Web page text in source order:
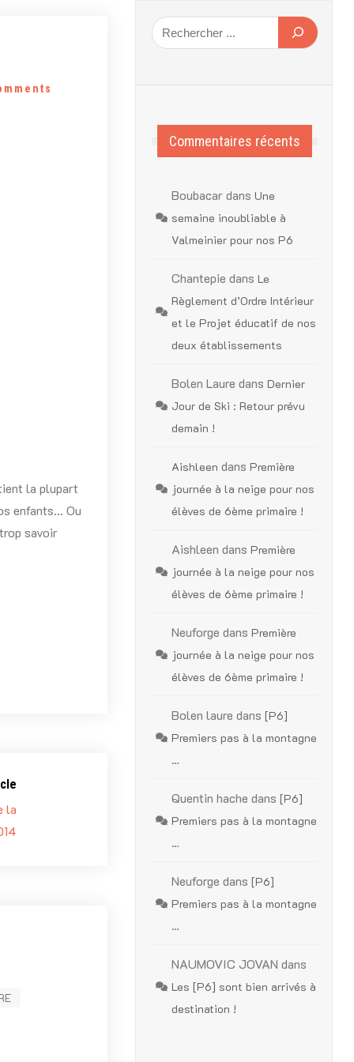
la plupart
enfants… Ou
savoir
la
Commentaires récents
BoubacardansUne
semaine inoubliable à
Valmeinier pour nos P6
Chantepie dansLe
Règlement d’Ordre Intérieur
et le Projet éducatif de nos
deux établissements
Bolen Laure dansDernier
Jour de Ski : Retour prévu
demain !
Aishleen dansPremière
journée à la neige pour nos
élèves de 6ème primaire !
Aishleen dansPremière
journée à la neige pour nos
élèves de 6ème primaire !
Neuforge dansPremière
journée à la neige pour nos
élèves de 6ème primaire !
Bolen laure dans[P6]
Premiers pas à la montagne
…
Quentin hache dans[P6]
Premiers pas à la montagne
…
Neuforge dans[P6]
Premiers pas à la montagne
…
NAUMOVIC JOVAN dans
Les [P6] sont bien arrivés à
destination !